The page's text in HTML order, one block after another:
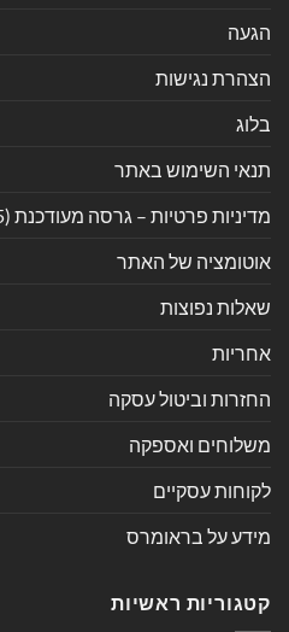
הגעה
הצהרת נגישות
בלוג
תנאי השימוש באתר
מדיניות פרטיות – גרסה מעודכנת (2025)
אוטומציה של האתר
שאלות נפוצות
אחריות
החזרות וביטול עסקה
משלוחים ואספקה
לקוחות עסקיים
מידע על בראומרס
קטגוריות ראשיות